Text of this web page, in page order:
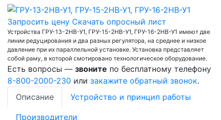
Запросить цену Скачать опросный лист
Устройства ГРУ-13-2НВ-У1, ГРУ-15-2НВ-У1, ГРУ-16-2НВ-У1 имеют две
линии редуцирования и два разных регулятора, на среднее и низкое
давление при их параллельной установке. Установка представляет
собой раму, в которой смотировано технологическое оборудование.
Есть вопросы — звоните по бесплатному телефону
8-800-2000-230 или закажите обратный звонок.
Описание
Устройство и принцип работы
Производители